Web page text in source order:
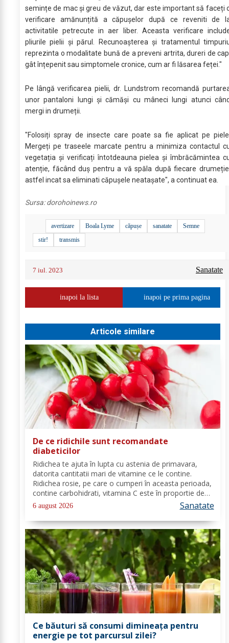
semințe de mac și greu de văzut, dar este important să faceți
verificare amănunțită a căpușelor după ce reveniti de
activitatile petrecute in aer liber. Aceasta verificare
pliurile pielii și părul. Recunoașterea și tratamentul
reprezinta o modalitate bună de a preveni artrita, dureri de
gât înțepenit sau simptomele cronice, cum ar fi lăsarea feței."
Pe lângă verificarea pielii, dr. Lundstrom recomandă
unor pantaloni lungi și cămăși cu mâneci lungi atunci
mergi in drumeții.
"Folosiți spray de insecte care poate sa fie aplicat pe
Mergeți pe traseele marcate pentru a minimiza contactul
vegetația și verificați întotdeauna pielea și îmbrăcămintea
atenție, făcând duș pentru a vă spăla după fiecare
astfel incat sa eliminati căpușele neatașate", a continuat ea.
Sursa:dorohoinews.ro
avertizare Boala Lyme căpușe sanatate
Semne
stir!
transmis
7 iul. 2023 Sanatate
inapoi la lista inapoi pe prima pagina
Articole similare
De ce ridichile sunt recomandate
diabeticilor
Ridichea te ajuta în lupta cu astenia de primavara,
datorita cantitatii mari de vitamine ce le contine.
Ridichea rosie, pe care o cumperi în aceasta perioada,
contine carbohidrati, vitamina C este în proportie de
25%, vitamina B, acid folic, potasiu, magneziu si multe
alte componente ce-ti sunt de...
6 august 2026 Sanatate
Ce băuturi să consumi dimineața pentru
energie pe tot parcursul zilei?